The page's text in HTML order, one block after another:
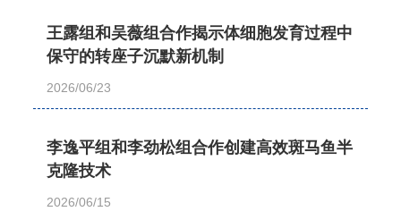
王露组和吴薇组合作揭示体细胞发育过程中
保守的转座子沉默新机制
2026/06/23
李逸平组和李劲松组合作创建高效斑马鱼半
克隆技术
2026/06/15